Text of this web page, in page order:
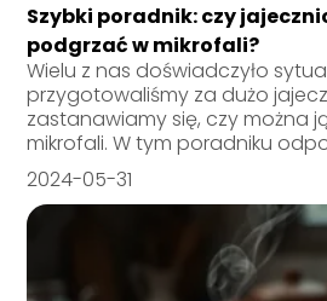
Szybki poradnik: czy
podgrzać w mikrofali?
Wielu z nas doświadczyło
przygotowaliśmy za dużo
zastanawiamy się, czy można
mikrofali. W tym poradniku
2024-05-31